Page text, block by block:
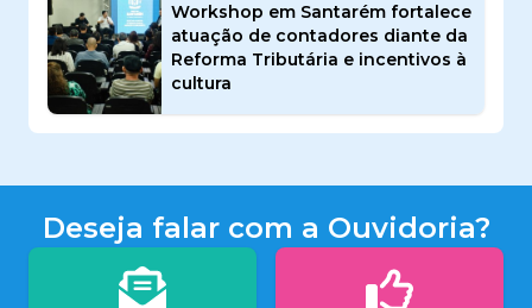
Workshop em Santarém fortalece
atuação de contadores diante da
Reforma Tributária e incentivos à
cultura
Deseja falar com a Ouvidoria?